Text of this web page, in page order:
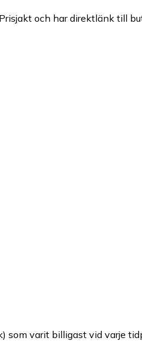
och har direktlänk till
som varit billigast vid varje